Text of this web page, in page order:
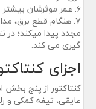
۶. عمر موثرشان بیشتر است.
۷. هنگام قطع برق،
مجدد پیدا میکند؛ در
گیری می کند.
اجزای
عایقی، تیغه کمکی و